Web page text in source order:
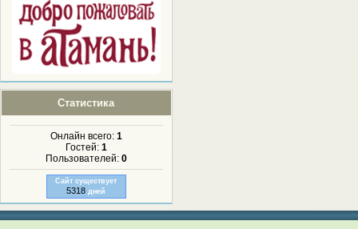
Статистика
Онлайн всего: 1
Гостей: 1
Пользователей: 0
Сайт существует
5318 дней